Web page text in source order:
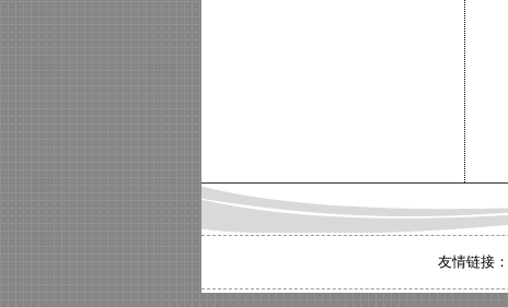
友情链接：